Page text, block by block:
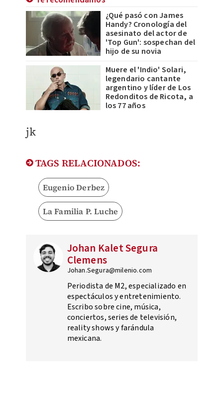
¿Qué pasó con James
Handy? Cronología del
asesinato del actor de
'Top Gun': sospechan del
hijo de su novia
Muere el 'Indio' Solari,
legendario cantante
argentino y líder de Los
Redonditos de Ricota, a
los 77 años
jk
TAGS RELACIONADOS:
Eugenio Derbez
La Familia P. Luche
Johan Kalet Segura
Clemens
Johan.Segura@milenio.com
Periodista de M2, especializado en
espectáculos y entretenimiento.
Escribo sobre cine, música,
conciertos, series de televisión,
reality shows y farándula
mexicana.